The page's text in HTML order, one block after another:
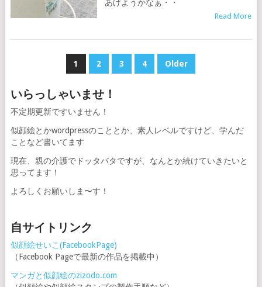
あげようかなぁ・・
Read More
の
ペ
ー
ジ
送
り
1 2 3 4 Older
いらっしゃいませ！
不定期更新ですいません！
似顔絵とかwordpressのこととか、素人レベルですけど、学んだ
ことなど書いてます
現在、親の介護でドッタバタですが、なんとか続けていきたいと
思ってます！
よろしくお願いしま〜す！
自サイトリンク
似顔絵せいこ(FacebookPage)
（Facebook Pageで最新の作品を掲載中）
マンガと似顔絵のzizodo.com